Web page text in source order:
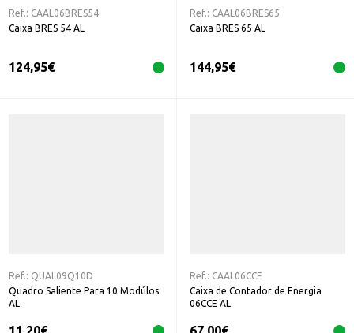
Ref.: CAAL06BRES54
Caixa BRES 54 AL
124,95€
Ref.: CAAL06BRES65
Caixa BRES 65 AL
144,95€
Ref.: QUAL09Q10D
Quadro Saliente Para 10 Modúlos
AL
Ref.: CAAL06CCE
Caixa de Contador de Energia
06CCE AL